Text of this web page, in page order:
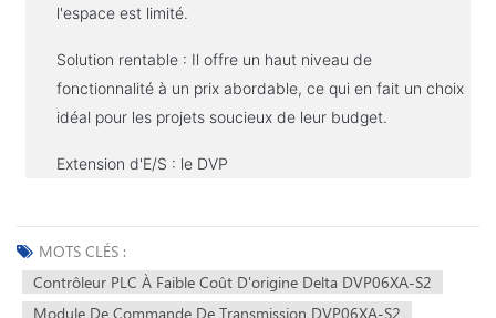
l'espace est limité.
Solution rentable : Il offre un haut niveau de
fonctionnalité à un prix abordable, ce qui en fait un choix
idéal pour les projets soucieux de leur budget.
Extension d'E/S : le DVP
MOTS CLÉS :
Contrôleur PLC À Faible Coût D'origine Delta DVP06XA-S2
Module De Commande De Transmission DVP06XA-S2